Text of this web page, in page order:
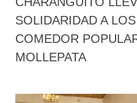
SOLIDARIDAD A
COMEDOR
MOLLEPATA